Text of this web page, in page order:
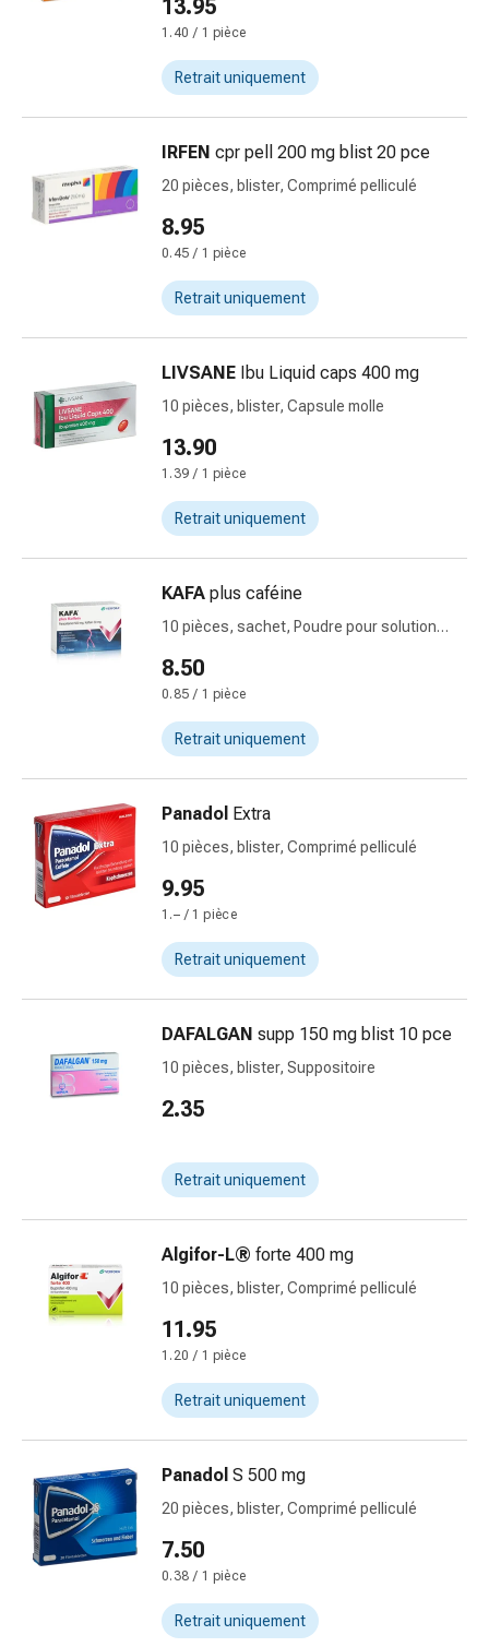
circulatoires
Arrêt
tabac
Troubles
veineux
Troubles
du
cardiaque
et
la
concentration
des
Antiallergiques
Diarrhée
d'estomac
Nausées
et
vomissements
Digestion,
ballonnements
crampes
Constipation
Soins
médicaux
Eczéma
et
démangeaisons
verrues
Mycose
ongles
pieds
Traitement
des
cicatrices
Peau
sèche
Transpiration
13.95
1.40 / 1 pièce
Retrait uniquement
IRFEN cpr pell 200 mg blist 20 pce
20 pièces, blister, Comprimé pelliculé
8.95
0.45 / 1 pièce
Retrait uniquement
LIVSANE Ibu Liquid caps 400 mg
10 pièces, blister, Capsule molle
13.90
1.39 / 1 pièce
Retrait uniquement
KAFA plus caféine
10 pièces, sachet, Poudre pour solution
8.50
0.85 / 1 pièce
Retrait uniquement
Panadol Extra
10 pièces, blister, Comprimé pelliculé
9.95
1.– / 1 pièce
Retrait uniquement
DAFALGAN supp 150 mg blist 10 pce
10 pièces, blister, Suppositoire
2.35
Retrait uniquement
Algifor-L® forte 400 mg
10 pièces, blister, Comprimé pelliculé
11.95
1.20 / 1 pièce
Retrait uniquement
Panadol S 500 mg
20 pièces, blister, Comprimé pelliculé
7.50
0.38 / 1 pièce
Retrait uniquement